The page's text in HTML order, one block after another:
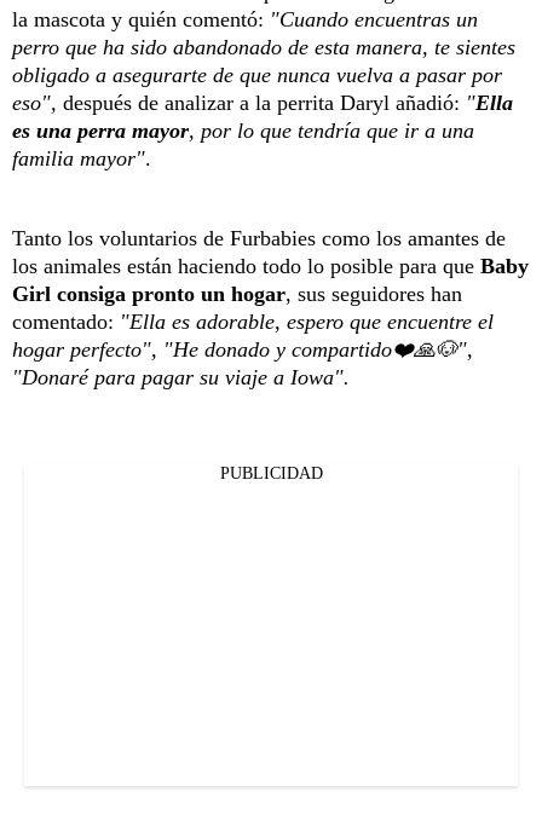
la mascota y quién comentó: "Cuando encuentras un
perro que ha sido abandonado de esta manera, te sientes
obligado a asegurarte de que nunca vuelva a pasar por
eso", después de analizar a la perrita Daryl añadió: "Ella
es una perra mayor, por lo que tendría que ir a una
familia mayor".
Tanto los voluntarios de Furbabies como los amantes de
los animales están haciendo todo lo posible para que Baby
Girl consiga pronto un hogar, sus seguidores han
comentado: "Ella es adorable, espero que encuentre el
hogar perfecto", "He donado y compartido❤️🙏🐶",
"Donaré para pagar su viaje a Iowa".
PUBLICIDAD